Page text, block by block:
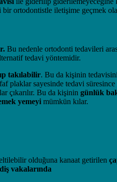
ortodontistle iletişime geçmek
Bu nedenle ortodonti tedavileri
tedavi yöntemidir.
takılabilir. Bu da kişinin
plaklar sayesinde tedavi süresince
çıkarılır. Bu da kişinin günlük
yemeyi mümkün kılar.
olduğuna kanaat getirilen
vakalarında